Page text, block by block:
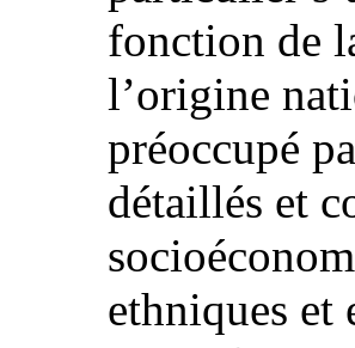
fonction de
l’origine
préoccupé
détaillés et
ethniques et